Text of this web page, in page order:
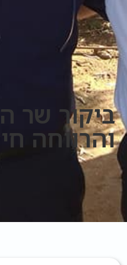
ביקור שר
והרווחה